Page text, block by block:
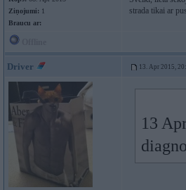
Ziņojumi: 1
Braucu ar:
strada tikai ar
Driver 13. Apr 2015,
13